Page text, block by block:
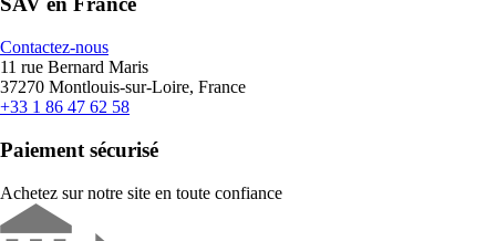
Contactez-nous
11 rue Bernard Maris
37270 Montlouis-sur-Loire, France
+33 1 86 47 62 58
Paiement sécurisé
Achetez sur notre site en toute confiance